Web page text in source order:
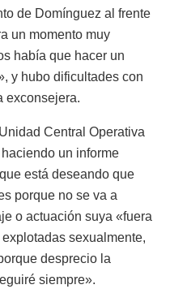
de Domínguez al frente
un momento muy
había que hacer un
y hubo dificultades con
exconsejera.
Central Operativa
un informe
está deseando que
porque no se va a
o actuación suya «fuera
sexualmente,
desprecio la
siempre».